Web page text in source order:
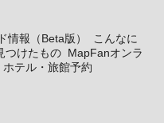
情報（Beta版）
こんなに
つけたもの MapFanオンラ
ホテル・旅館予約